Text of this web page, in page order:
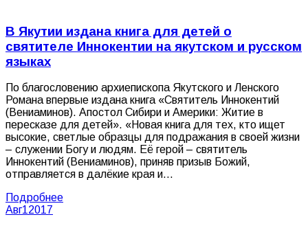
В Якутии издана книга для детей о
святителе Иннокентии на якутском и русском
языках
По благословению архиепископа Якутского и Ленского
Романа впервые издана книга «Святитель Иннокентий
(Вениаминов). Апостол Сибири и Америки: Житие в
пересказе для детей». «Новая книга для тех, кто ищет
высокие, светлые образцы для подражания в своей жизни
– служении Богу и людям. Её герой – святитель
Иннокентий (Вениаминов), приняв призыв Божий,
отправляется в далёкие края и…
Подробнее
Авг12017